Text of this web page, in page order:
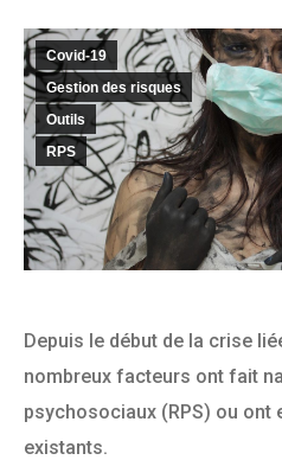
Covid-19
Gestion des risques
Outils
RPS
Depuis le début de la crise
nombreux facteurs ont fait
psychosociaux (RPS) ou ont
existants.